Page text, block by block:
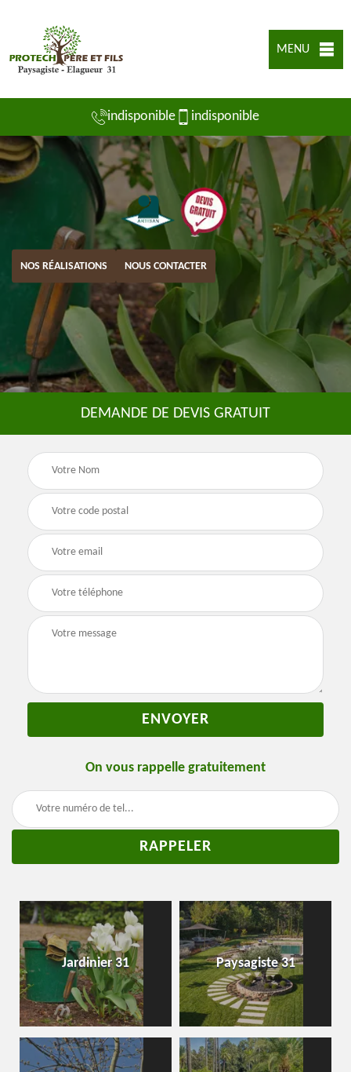
MENU
indisponible indisponible
NOS RÉALISATIONS NOUS CONTACTER
DEMANDE DE DEVIS GRATUIT
On vous rappelle gratuitement
Jardinier 31 Paysagiste 31